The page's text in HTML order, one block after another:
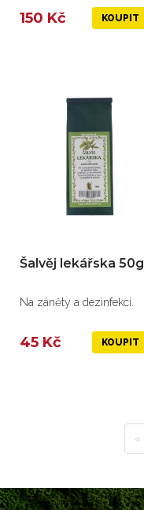
150 Kč KOUPIT
Šalvěj lekářska 50g
Na záněty a dezinfekci.
45 Kč KOUPIT
«